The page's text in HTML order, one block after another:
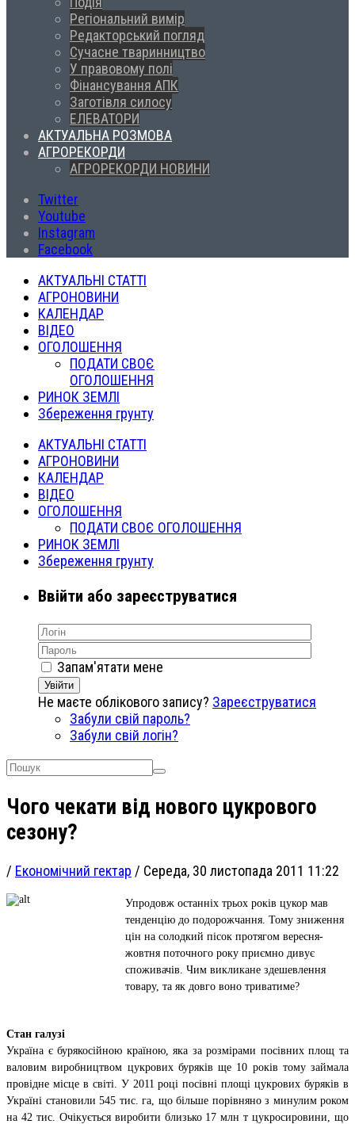
Регіональний вимір
Редакторський погляд
Сучасне тваринництво
У правовому полі
Фінансування АПК
Заготівля силосу
ЕЛЕВАТОРИ
АКТУАЛЬНА РОЗМОВА
АГРОРЕКОРДИ
АГРОРЕКОРДИ НОВИНИ
Twitter
Youtube
Instagram
Facebook
АКТУАЛЬНІ СТАТТІ
АГРОНОВИНИ
КАЛЕНДАР
ВІДЕО
ОГОЛОШЕННЯ
ПОДАТИ СВОЄ
ОГОЛОШЕННЯ
РИНОК ЗЕМЛІ
Збереження грунту
АКТУАЛЬНІ СТАТТІ
АГРОНОВИНИ
КАЛЕНДАР
ВІДЕО
ОГОЛОШЕННЯ
ПОДАТИ СВОЄ ОГОЛОШЕННЯ
РИНОК ЗЕМЛІ
Збереження грунту
Ввійти або зареєструватися
Запам'ятати мене
Увійти
Не маєте облікового запису? Зареєструватися
Забули свій пароль?
Забули свій логін?
Чого чекати від нового цукрового
сезону?
/ Економічний гектар / Середа, 30 листопада 2011 11:22
Упродовж останніх трьох років цукор мав
тенденцію до подорожчання. Тому зниження
цін на солодкий пісок протягом вересня-
жовтня поточного року приємно дивує
споживачів. Чим викликане здешевлення
товару, та як довго воно триватиме?
Стан галузі
Україна є бурякосійною країною, яка за розмірами посівних площ та
валовим виробництвом цукрових буряків ще 10 років тому займала
провідне місце в світі. У 2011 році посівні площі цукрових буряків в
Україні становили 545 тис. га, що більше порівняно з минулим роком
на 42 тис. Очікується виробити близько 17 млн т цукросировини, що